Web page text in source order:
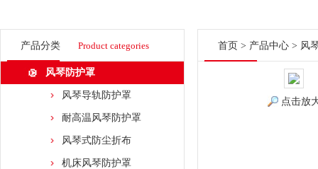
产品分类 Product categories
风琴防护罩
风琴导轨防护罩
耐高温风琴防护罩
风琴式防尘折布
机床风琴防护罩
首页 > 产品中心 > 风
点击放